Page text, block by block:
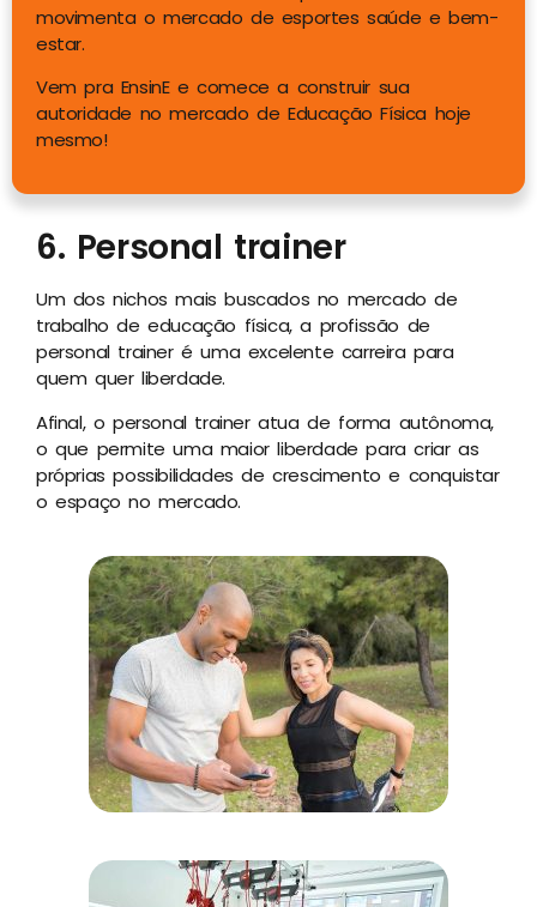
movimenta o mercado de esportes saúde e bem-
estar.
Vem pra EnsinE e comece a construir sua
autoridade no mercado de Educação Física hoje
mesmo!
6. Personal trainer
Um dos nichos mais buscados no mercado de
trabalho de educação física, a profissão de
personal trainer é uma excelente carreira para
quem quer liberdade.
Afinal, o personal trainer atua de forma autônoma,
o que permite uma maior liberdade para criar as
próprias possibilidades de crescimento e conquistar
o espaço no mercado.